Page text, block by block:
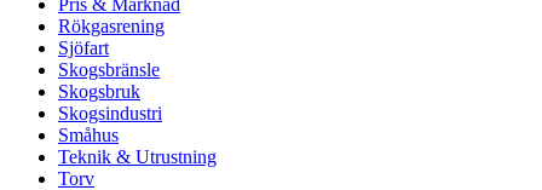
Pris & Marknad
Rökgasrening
Sjöfart
Skogsbränsle
Skogsbruk
Skogsindustri
Småhus
Teknik & Utrustning
Torv